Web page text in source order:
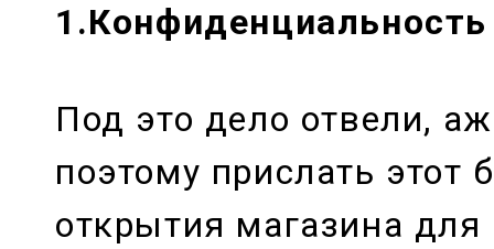
1.Конфиденциальность
Под это дело отвели,
поэтому прислать этот
открытия магазина для